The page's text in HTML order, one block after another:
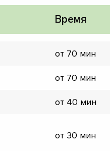
Время
от 70 мин
от 70 мин
от 40 мин
от 30 мин